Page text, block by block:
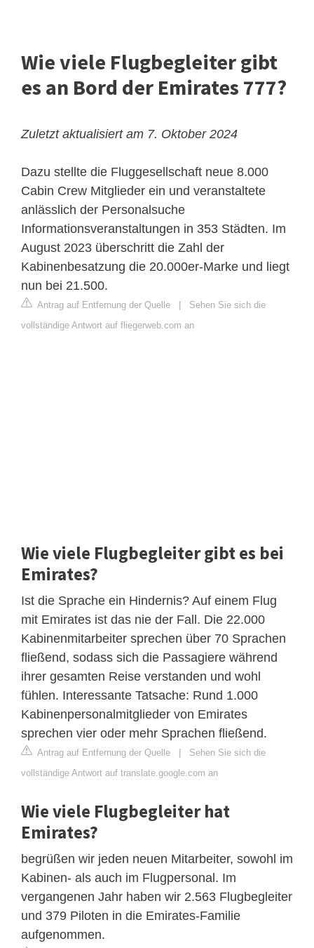
Wie viele Flugbegleiter gibt
es an Bord der Emirates 777?
Zuletzt aktualisiert am 7. Oktober 2024
Dazu stellte die Fluggesellschaft neue 8.000
Cabin Crew Mitglieder ein und veranstaltete
anlässlich der Personalsuche
Informationsveranstaltungen in 353 Städten. Im
August 2023 überschritt die Zahl der
Kabinenbesatzung die 20.000er-Marke und liegt
nun bei 21.500.
Antrag auf Entfernung der Quelle
Sehen Sie sich die
vollständige Antwort auf fliegerweb.com an
Wie viele Flugbegleiter gibt es bei
Emirates?
Ist die Sprache ein Hindernis? Auf einem Flug
mit Emirates ist das nie der Fall. Die 22.000
Kabinenmitarbeiter sprechen über 70 Sprachen
fließend, sodass sich die Passagiere während
ihrer gesamten Reise verstanden und wohl
fühlen. Interessante Tatsache: Rund 1.000
Kabinenpersonalmitglieder von Emirates
sprechen vier oder mehr Sprachen fließend.
Antrag auf Entfernung der Quelle
Sehen Sie sich die
vollständige Antwort auf translate.google.com an
Wie viele Flugbegleiter hat
Emirates?
begrüßen wir jeden neuen Mitarbeiter, sowohl im
Kabinen- als auch im Flugpersonal. Im
vergangenen Jahr haben wir 2.563 Flugbegleiter
und 379 Piloten in die Emirates-Familie
aufgenommen.